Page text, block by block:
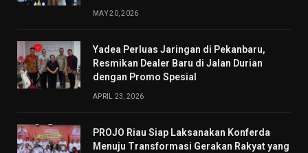
MAY 20, 2026
Yadea Perluas Jaringan di Pekanbaru,
Resmikan Dealer Baru di Jalan Durian
dengan Promo Spesial
APRIL 23, 2026
PROJO Riau Siap Laksanakan Konferda
Menuju Transformasi Gerakan Rakyat yang